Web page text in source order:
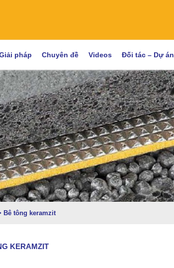
pháp Chuyên đề Videos Đối tác – Dự án
Bê tông keramzit
KERAMZIT